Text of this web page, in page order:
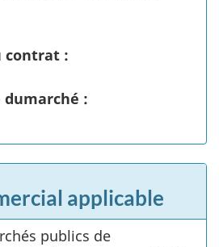
contrat :
:
applicable
publics de